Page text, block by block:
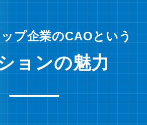
プ企業のCAOという
ョンの魅力